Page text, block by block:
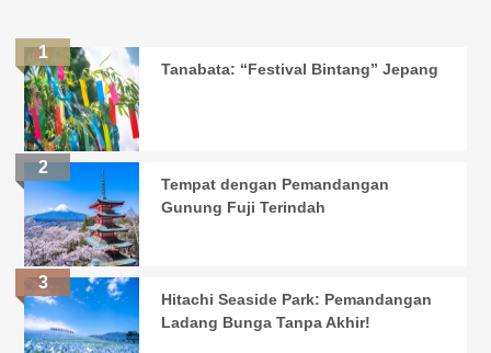
Tanabata: “Festival Bintang” Jepang
Tempat dengan Pemandangan
Gunung Fuji Terindah
Hitachi Seaside Park: Pemandangan
Ladang Bunga Tanpa Akhir!